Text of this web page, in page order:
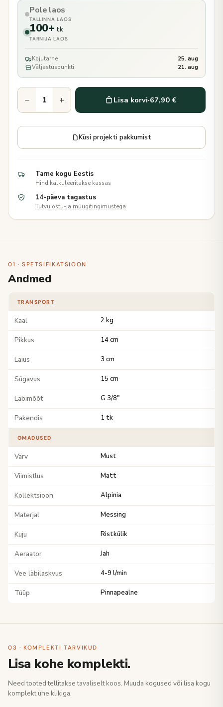
Pole laos
TALLINNA LAOS
100+ tk
TARNIJA LAOS
Kojutarne
25. aug
Väljastuspunkti
21. aug
− + Lisa korvi·67,90 €
Küsi projekti pakkumist
Tarne kogu Eestis
Hind kalkuleeritakse kassas
14-päeva tagastus
Tutvu ostu-ja müügitingimustega
01 · SPETSIFIKATSIOON
Andmed
TRANSPORT
Kaal 2 kg
Pikkus 14 cm
Laius 3 cm
Sügavus 15 cm
Läbimõõt G 3/8"
Pakendis 1 tk
OMADUSED
Värv Must
Viimistlus Matt
Kollektsioon Alpinia
Materjal Messing
Kuju Ristkülik
Aeraator Jah
Vee läbilaskvus 4-9 l/min
Tüüp Pinnapealne
03 · KOMPLEKTI TARVIKUD
Lisa kohe komplekti.
Need tooted tellitakse tavaliselt koos. Muuda kogused või lisa kogu
komplekt ühe klikiga.